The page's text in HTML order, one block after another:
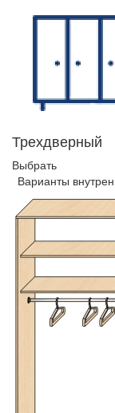
Трехдверный
Выбрать
Варианты